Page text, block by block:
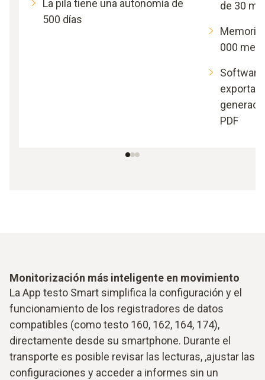
La pila tiene una autonomía de
500 días
de 30
Memoria
000
PDF
Monitorización más inteligente en movimiento
La App testo Smart simplifica la configuración y el
funcionamiento de los registradores de datos
compatibles (como testo 160, 162, 164, 174),
directamente desde su smartphone. Durante el
transporte es posible revisar las lecturas, ,ajustar las
configuraciones y acceder a informes sin un